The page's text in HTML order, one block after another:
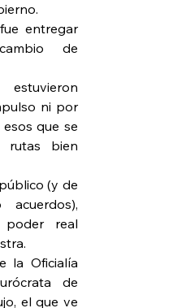
entregar
de
ni por
que se
rutas bien
(y de
poder real
la Oficialía
de
el que ve